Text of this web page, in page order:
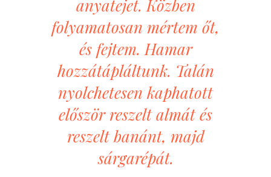
anyatejet. Közben
folyamatosan mértem őt,
és fejtem. Hamar
hozzátápláltunk. Talán
nyolchetesen kaphatott
először reszelt almát és
reszelt banánt, majd
sárgarépát.